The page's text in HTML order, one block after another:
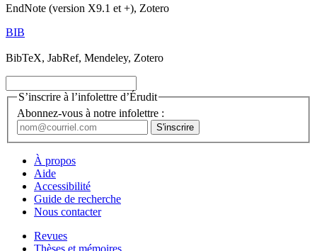
EndNote (version X9.1 et +), Zotero
BIB
BibTeX, JabRef, Mendeley, Zotero
S’inscrire à l’infolettre d’Érudit
Abonnez-vous à notre infolettre :
À propos
Aide
Accessibilité
Guide de recherche
Nous contacter
Revues